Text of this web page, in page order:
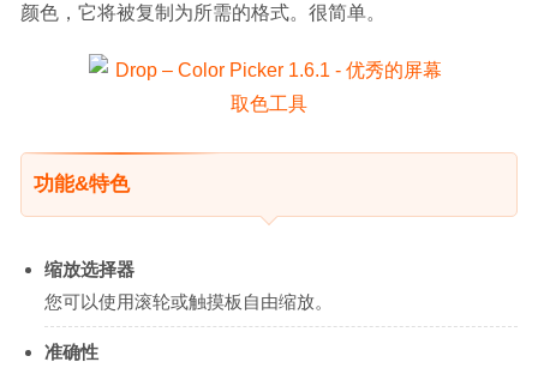
颜色，它将被复制为所需的格式。很简单。
功能&特色
缩放选择器
您可以使用滚轮或触摸板自由缩放。
准确性